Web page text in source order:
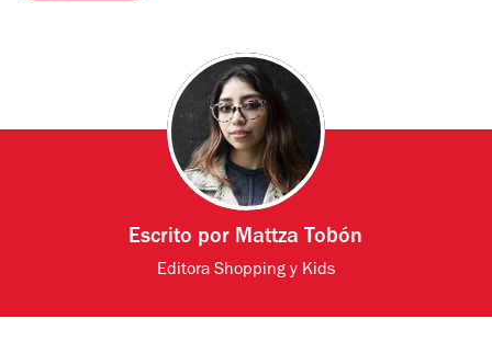
Escrito por Mattza Tobón
Editora Shopping y Kids